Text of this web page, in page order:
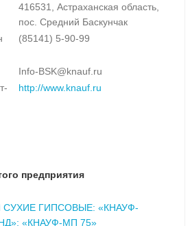
416531, Астраханская область,
пос. Средний Баскунчак
(85141) 5-90-99
Info-BSK@knauf.ru
http://www.knauf.ru
предприятия
ГИПСОВЫЕ: «КНАУФ-
«КНАУФ-МП 75»